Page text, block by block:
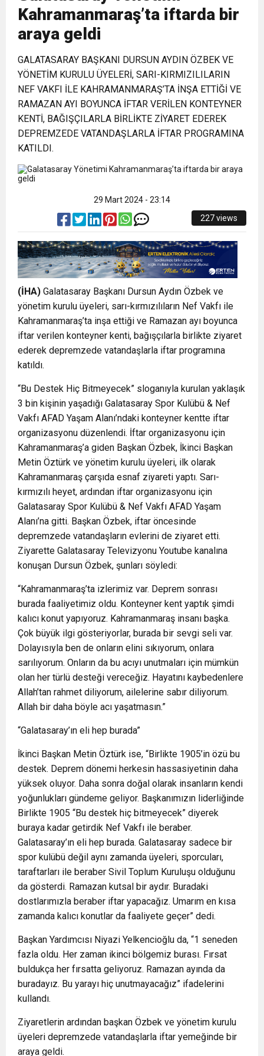
ve Onur Nişanesidir
CUMHURİYET BAYRAMI MESAJI
17:36 KURUMLAR VERGİSİ ERTELENDİ
1:00 İTSO İŞ-KUR SGK TOPLANTI
21:40 CEYLANDERE’DE BAŞKAN EMRAH
KARAÇAY’A SEVGİ SELİ
18:22 BAŞKAN SAMİ ÜSTÜN’DEN
GÖNÜLLERE DOKUNAN ZİYARET
Kahramanmaraş’ta iftarda bir
araya geldi
GALATASARAY BAŞKANI DURSUN AYDIN ÖZBEK VE
YÖNETİM KURULU ÜYELERİ, SARI-KIRMIZILILARIN
NEF VAKFI İLE KAHRAMANMARAŞ’TA İNŞA ETTİĞİ VE
RAMAZAN AYI BOYUNCA İFTAR VERİLEN KONTEYNER
KENTİ, BAĞIŞÇILARLA BİRLİKTE ZİYARET EDEREK
DEPREMZEDE VATANDAŞLARLA İFTAR PROGRAMINA
KATILDI.
29 Mart 2024 - 23:14
227 views
(İHA) Galatasaray Başkanı Dursun Aydın Özbek ve
yönetim kurulu üyeleri, sarı-kırmızılıların Nef Vakfı ile
Kahramanmaraş’ta inşa ettiği ve Ramazan ayı boyunca
iftar verilen konteyner kenti, bağışçılarla birlikte ziyaret
ederek depremzede vatandaşlarla iftar programına
katıldı.
“Bu Destek Hiç Bitmeyecek” sloganıyla kurulan yaklaşık
3 bin kişinin yaşadığı Galatasaray Spor Kulübü & Nef
Vakfı AFAD Yaşam Alanı’ndaki konteyner kentte iftar
organizasyonu düzenlendi. İftar organizasyonu için
Kahramanmaraş’a giden Başkan Özbek, İkinci Başkan
Metin Öztürk ve yönetim kurulu üyeleri, ilk olarak
Kahramanmaraş çarşıda esnaf ziyareti yaptı. Sarı-
kırmızılı heyet, ardından iftar organizasyonu için
Galatasaray Spor Kulübü & Nef Vakfı AFAD Yaşam
Alanı’na gitti. Başkan Özbek, iftar öncesinde
depremzede vatandaşların evlerini de ziyaret etti.
Ziyarette Galatasaray Televizyonu Youtube kanalına
konuşan Dursun Özbek, şunları söyledi:
“Kahramanmaraş’ta izlerimiz var. Deprem sonrası
burada faaliyetimiz oldu. Konteyner kent yaptık şimdi
kalıcı konut yapıyoruz. Kahramanmaraş insanı başka.
Çok büyük ilgi gösteriyorlar, burada bir sevgi seli var.
Dolayısıyla ben de onların elini sıkıyorum, onlara
sarılıyorum. Onların da bu acıyı unutmaları için mümkün
olan her türlü desteği vereceğiz. Hayatını kaybedenlere
Allah’tan rahmet diliyorum, ailelerine sabır diliyorum.
Allah bir daha böyle acı yaşatmasın.”
“Galatasaray’ın eli hep burada”
İkinci Başkan Metin Öztürk ise, “Birlikte 1905’in özü bu
destek. Deprem dönemi herkesin hassasiyetinin daha
yüksek oluyor. Daha sonra doğal olarak insanların kendi
yoğunlukları gündeme geliyor. Başkanımızın liderliğinde
Birlikte 1905 “Bu destek hiç bitmeyecek” diyerek
buraya kadar getirdik Nef Vakfı ile beraber.
Galatasaray’ın eli hep burada. Galatasaray sadece bir
spor kulübü değil aynı zamanda üyeleri, sporcuları,
taraftarları ile beraber Sivil Toplum Kuruluşu olduğunu
da gösterdi. Ramazan kutsal bir aydır. Buradaki
dostlarımızla beraber iftar yapacağız. Umarım en kısa
zamanda kalıcı konutlar da faaliyete geçer” dedi.
Başkan Yardımcısı Niyazi Yelkencioğlu da, “1 seneden
fazla oldu. Her zaman ikinci bölgemiz burası. Fırsat
buldukça her fırsatta geliyoruz. Ramazan ayında da
buradayız. Bu yarayı hiç unutmayacağız” ifadelerini
kullandı.
Ziyaretlerin ardından başkan Özbek ve yönetim kurulu
üyeleri depremzede vatandaşlarla iftar yemeğinde bir
araya geldi.